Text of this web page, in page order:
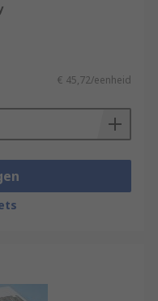
€ 45,72/eenheid